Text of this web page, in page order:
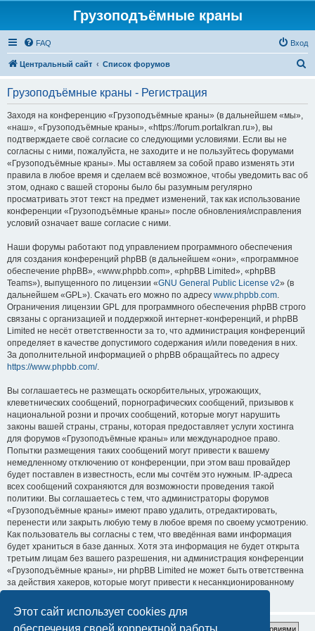
Этот сайт использует cookies для
обеспечения своей корректной работы.
Грузоподъёмные краны
FAQ Вход
Центральный сайт Список форумов
Грузоподъёмные краны - Регистрация
Заходя на конференцию «Грузоподъёмные краны» (в дальнейшем «мы»,
«наш», «Грузоподъёмные краны», «https://forum.portalkran.ru»), вы
подтверждаете своё согласие со следующими условиями. Если вы не
согласны с ними, пожалуйста, не заходите и не пользуйтесь форумами
«Грузоподъёмные краны». Мы оставляем за собой право изменять эти
правила в любое время и сделаем всё возможное, чтобы уведомить вас об
этом, однако с вашей стороны было бы разумным регулярно
просматривать этот текст на предмет изменений, так как использование
конференции «Грузоподъёмные краны» после обновления/исправления
условий означает ваше согласие с ними.
Наши форумы работают под управлением программного обеспечения
для создания конференций phpBB (в дальнейшем «они», «программное
обеспечение phpBB», «www.phpbb.com», «phpBB Limited», «phpBB
Teams»), выпущенного по лицензии «GNU General Public License v2» (в
дальнейшем «GPL»). Скачать его можно по адресу www.phpbb.com.
Ограничения лицензии GPL для программного обеспечения phpBB строго
связаны с организацией и поддержкой интернет-конференций, и phpBB
Limited не несёт ответственности за то, что администрация конференций
определяет в качестве допустимого содержания и/или поведения в них.
За дополнительной информацией о phpBB обращайтесь по адресу
https://www.phpbb.com/.
Вы соглашаетесь не размещать оскорбительных, угрожающих,
клеветнических сообщений, порнографических сообщений, призывов к
национальной розни и прочих сообщений, которые могут нарушить
законы вашей страны, страны, которая предоставляет услуги хостинга
для форумов «Грузоподъёмные краны» или международное право.
Попытки размещения таких сообщений могут привести к вашему
немедленному отключению от конференции, при этом ваш провайдер
будет поставлен в известность, если мы сочтём это нужным. IP-адреса
всех сообщений сохраняются для возможности проведения такой
политики. Вы соглашаетесь с тем, что администраторы форумов
«Грузоподъёмные краны» имеют право удалить, отредактировать,
перенести или закрыть любую тему в любое время по своему усмотрению.
Как пользователь вы согласны с тем, что введённая вами информация
будет храниться в базе данных. Хотя эта информация не будет открыта
третьим лицам без вашего разрешения, ни администрация конференции
«Грузоподъёмные краны», ни phpBB Limited не может быть ответственна
за действия хакеров, которые могут привести к несанкционированному